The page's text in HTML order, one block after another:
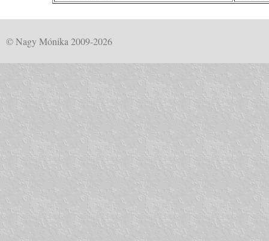
© Nagy Mónika 2009-2026